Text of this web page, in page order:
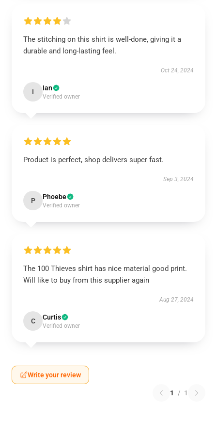
The stitching on this shirt is well-done, giving it a
durable and long-lasting feel.
Oct 24, 2024
I Ian
Verified owner
Product is perfect, shop delivers super fast.
Sep 3, 2024
P Phoebe
Verified owner
The 100 Thieves shirt has nice material good print.
Will like to buy from this supplier again
Aug 27, 2024
C Curtis
Verified owner
Write your review
1 / 1